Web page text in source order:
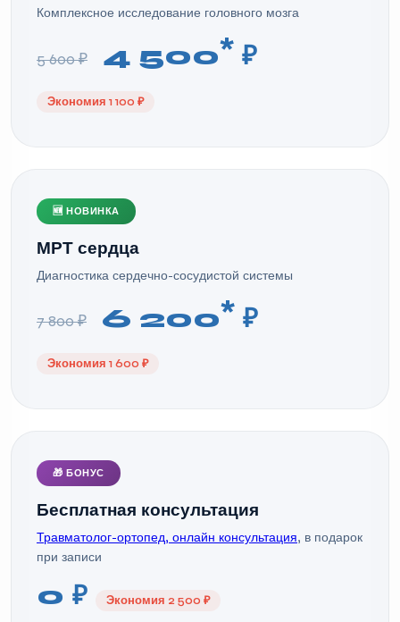
Комплексное исследование головного мозга
5 600 ₽ 4 500* ₽
Экономия 1 100 ₽
🆕 НОВИНКА
МРТ сердца
Диагностика сердечно-сосудистой системы
7 800 ₽ 6 200* ₽
Экономия 1 600 ₽
🎁 БОНУС
Бесплатная консультация
Травматолог-ортопед, онлайн консультация, в подарок
при записи
0 ₽ Экономия 2 500 ₽